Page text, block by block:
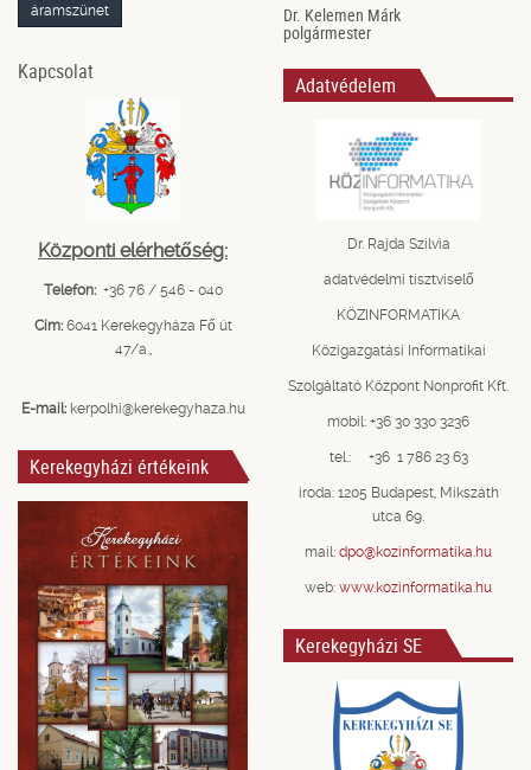
áramszünet
Kapcsolat
Központi elérhetőség:
Telefon: +36 76 / 546 - 040
Cím: 6041 Kerekegyháza Fő út
47/a.,
E-mail: kerpolhi@kerekegyhaza.hu
Kerekegyházi értékeink
Dr. Kelemen Márk
polgármester
Adatvédelem
Dr. Rajda Szilvia
adatvédelmi tisztviselő
KÖZINFORMATIKA
Közigazgatási Informatikai
Szolgáltató Központ Nonprofit Kft.
mobil: +36 30 330 3236
tel.: +36 1 786 23 63
iroda: 1205 Budapest, Mikszáth
utca 69.
mail: dpo@kozinformatika.hu
web: www.kozinformatika.hu
Kerekegyházi SE